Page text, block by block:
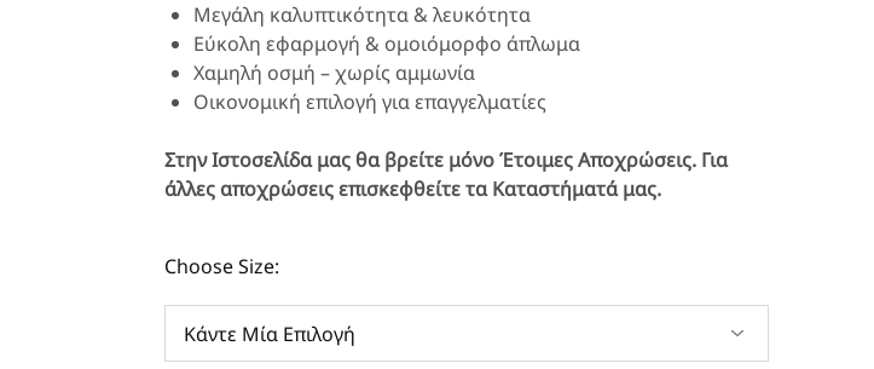
Μεγάλη καλυπτικότητα & λευκότητα
Εύκολη εφαρμογή & ομοιόμορφο άπλωμα
Χαμηλή οσμή – χωρίς αμμωνία
Οικονομική επιλογή για επαγγελματίες
Στην Ιστοσελίδα μας θα βρείτε μόνο Έτοιμες Αποχρώσεις. Για
άλλες αποχρώσεις επισκεφθείτε τα Καταστήματά μας.
Choose Size: